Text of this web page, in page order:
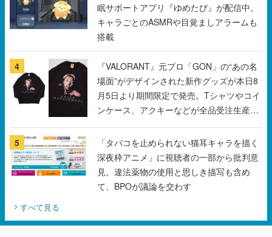
眠サポートアプリ『ゆめたび』が配信中。
キャラごとのASMRや目覚ましアラームも
搭載
4
『VALORANT』元プロ「GON」の“あの名
場面”がデザインされた新作グッズが本日8
月5日より期間限定で発売。Tシャツやコイ
ンケース、アクキーなどが全品受注生産で
登場、過去に発売したグッズの再販も
5
「タバコを止められない猫耳キャラを描く
深夜枠アニメ」に視聴者の一部から批判意
見。違法薬物の使用と思しき描写も含め
て、BPOが議論を交わす
すべて見る